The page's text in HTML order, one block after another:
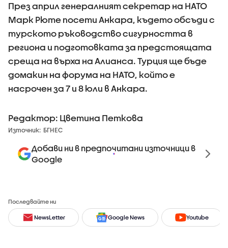
През април генералният секретар на НАТО
Марк Рюте посети Анкара, където обсъди с
турското ръководство сигурността в
региона и подготовката за предстоящата
среща на върха на Алианса. Турция ще бъде
домакин на форума на НАТО, който е
насрочен за 7 и 8 юли в Анкара.
Редактор: Цветина Петкова
Източник: БГНЕС
Добави ни в предпочитани източници в
Google
Последвайте ни
NewsLetter Google News Youtube